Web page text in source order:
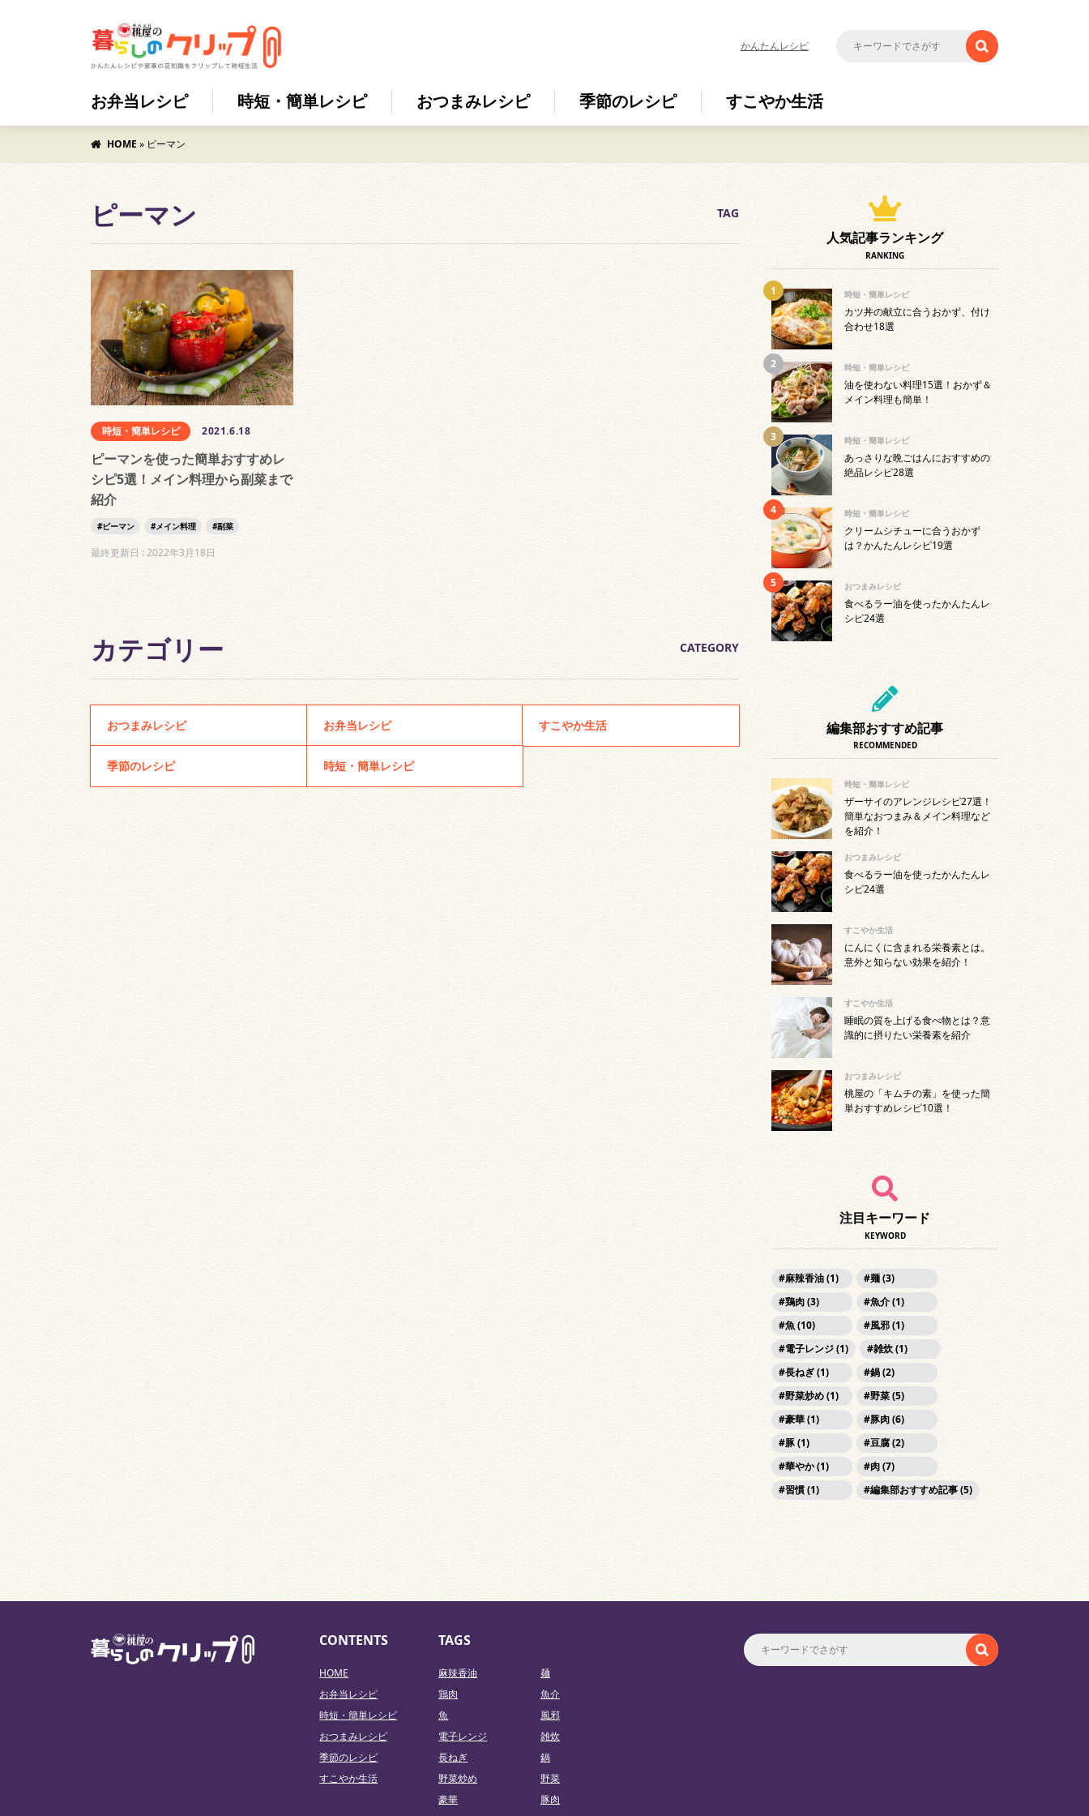
かんたんレシピ
お弁当レシピ 時短・簡単レシピ おつまみレシピ 季節のレシピ すこやか生活
HOME » ピーマン
ピーマン TAG
時短・簡単レシピ 2021.6.18
ピーマンを使った簡単おすすめレ
シピ5選！メイン料理から副菜まで
紹介
ピーマン メイン料理 副菜
最終更新日 : 2022年3月18日
カテゴリー CATEGORY
おつまみレシピ お弁当レシピ すこやか生活
季節のレシピ 時短・簡単レシピ
人気記事ランキング
RANKING
時短・簡単レシピ
カツ丼の献立に合うおかず、付け
合わせ18選
時短・簡単レシピ
油を使わない料理15選！おかず＆
メイン料理も簡単！
時短・簡単レシピ
あっさりな晩ごはんにおすすめの
絶品レシピ28選
時短・簡単レシピ
クリームシチューに合うおかず
は？かんたんレシピ19選
おつまみレシピ
食べるラー油を使ったかんたんレ
シピ24選
編集部おすすめ記事
RECOMMENDED
時短・簡単レシピ
ザーサイのアレンジレシピ27選！
簡単なおつまみ＆メイン料理など
を紹介！
おつまみレシピ
食べるラー油を使ったかんたんレ
シピ24選
すこやか生活
にんにくに含まれる栄養素とは。
意外と知らない効果を紹介！
すこやか生活
睡眠の質を上げる食べ物とは？意
識的に摂りたい栄養素を紹介
おつまみレシピ
桃屋の「キムチの素」を使った簡
単おすすめレシピ10選！
注目キーワード
KEYWORD
麻辣香油 (1)
麺 (3)
鶏肉 (3)
魚介 (1)
魚 (10)
風邪 (1)
電子レンジ (1)
雑炊 (1)
長ねぎ (1)
鍋 (2)
野菜炒め (1)
野菜 (5)
豪華 (1)
豚肉 (6)
豚 (1)
豆腐 (2)
華やか (1)
肉 (7)
習慣 (1)
編集部おすすめ記事 (5)
CONTENTS
HOME
お弁当レシピ
時短・簡単レシピ
おつまみレシピ
季節のレシピ
すこやか生活
TAGS
麻辣香油
麺
鶏肉
魚介
魚
風邪
電子レンジ
雑炊
長ねぎ
鍋
野菜炒め
野菜
豪華
豚肉